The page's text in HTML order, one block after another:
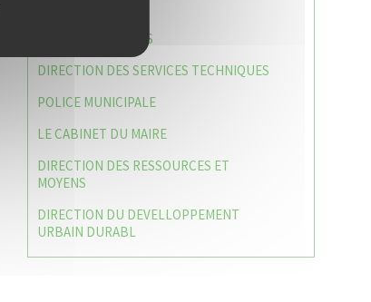
CAISSE DES ÉCOLES
DIRECTION DES SERVICES TECHNIQUES
POLICE MUNICIPALE
LE CABINET DU MAIRE
DIRECTION DES RESSOURCES ET
MOYENS
DIRECTION DU DEVELLOPPEMENT
URBAIN DURABL